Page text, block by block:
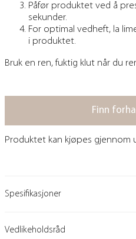
Påfør produktet ved å
sekunder.
For optimal vedheft, la
i produktet.
Bruk en ren, fuktig klut når du
Finn
Produktet kan kjøpes gjennom
Spesifikasjoner
Vedlikeholdsråd